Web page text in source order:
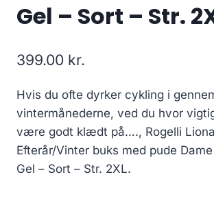
Gel – Sort – Str.
399.00 kr.
Hvis du ofte dyrker cykling i
vintermånederne, ved du hvor
være godt klædt på…., Rogelli
Efterår/Vinter buks med pude
Gel – Sort – Str. 2XL.